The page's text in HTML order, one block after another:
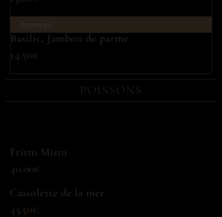
ROMANA
Basilic, Jambon de parme
14.50€
POISSONS
Fritto Misto
40.00€
Cassolette de la mer
43.50€